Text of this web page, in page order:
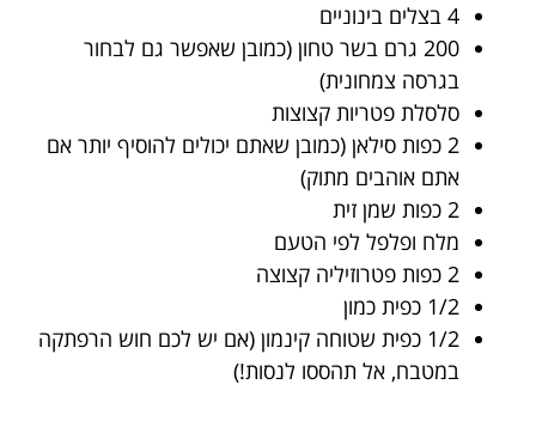
4 בצלים בינוניים
200 גרם בשר טחון (כמובן שאפשר גם לבחור
בגרסה צמחונית)
סלסלת פטריות קצוצות
2 כפות סילאן (כמובן שאתם יכולים להוסיף יותר אם
אתם אוהבים מתוק)
2 כפות שמן זית
מלח ופלפל לפי הטעם
2 כפות פטרוזיליה קצוצה
1/2 כפית כמון
1/2 כפית שטוחה קינמון (אם יש לכם חוש הרפתקה
במטבח, אל תהססו לנסות!)